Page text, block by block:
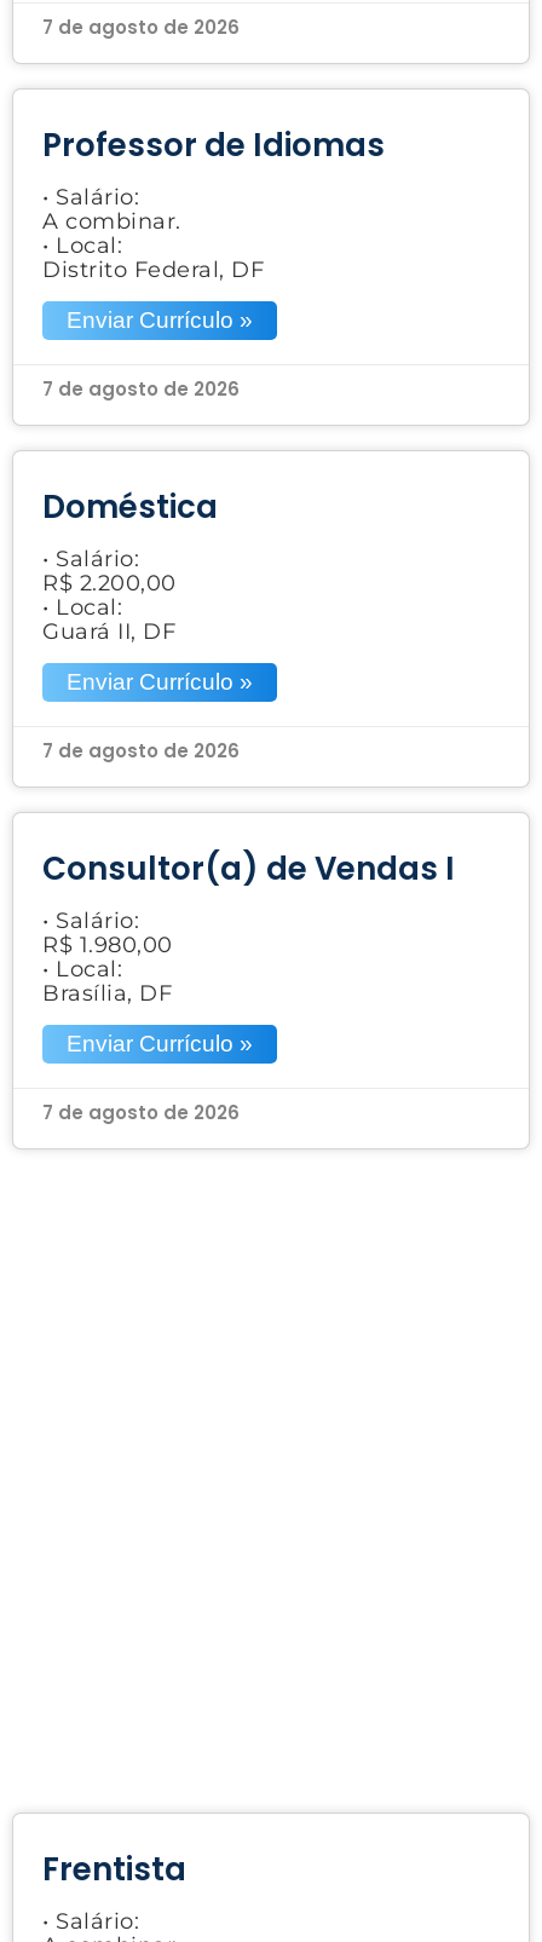
7 de agosto de 2026
Professor de Idiomas
• Salário:
A combinar.
• Local:
Distrito Federal, DF
Enviar Currículo »
7 de agosto de 2026
Doméstica
• Salário:
R$ 2.200,00
• Local:
Guará II, DF
Enviar Currículo »
7 de agosto de 2026
Consultor(a) de Vendas I
• Salário:
R$ 1.980,00
• Local:
Brasília, DF
Enviar Currículo »
7 de agosto de 2026
Frentista
• Salário: